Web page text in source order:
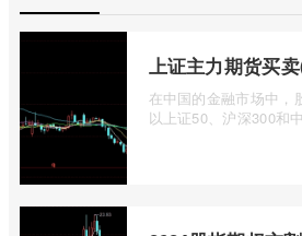
在中国的金融市场中，
以上证50、沪深300和